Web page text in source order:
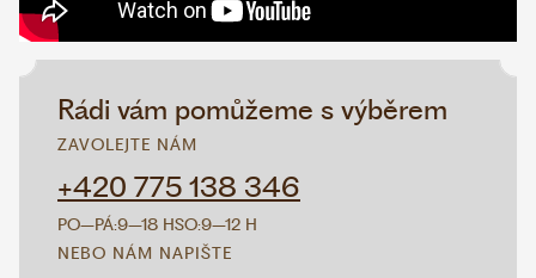
Rádi vám pomůžeme s výběrem
ZAVOLEJTE NÁM
+420 775 138 346
PO–PÁ:9–18 HSO:9–12 H
NEBO NÁM NAPIŠTE